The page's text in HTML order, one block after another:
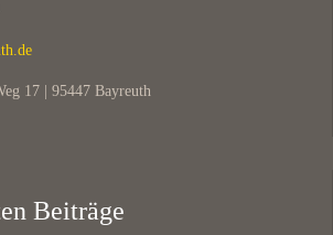
17 | 95447 Bayreuth
Beiträge